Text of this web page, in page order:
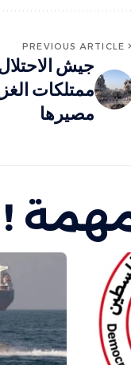
PREVIOUS ARTICLE
جيش
ممتلكات
مصيرها
!